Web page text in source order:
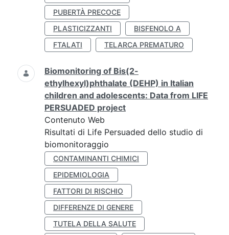
PUBERTÀ PRECOCE
PLASTICIZZANTI
BISFENOLO A
FTALATI
TELARCA PREMATURO
Biomonitoring of Bis(2-
ethylhexyl)phthalate (DEHP) in Italian
children and adolescents: Data from LIFE
PERSUADED project
Contenuto Web
Risultati di Life Persuaded dello studio di
biomonitoraggio
CONTAMINANTI CHIMICI
EPIDEMIOLOGIA
FATTORI DI RISCHIO
DIFFERENZE DI GENERE
TUTELA DELLA SALUTE